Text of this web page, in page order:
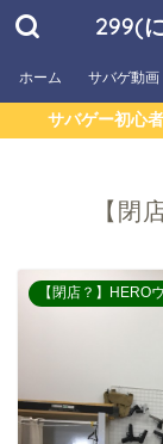
299(
ホーム サバゲ動画
サバゲー初心
【閉
【閉店？】HERO